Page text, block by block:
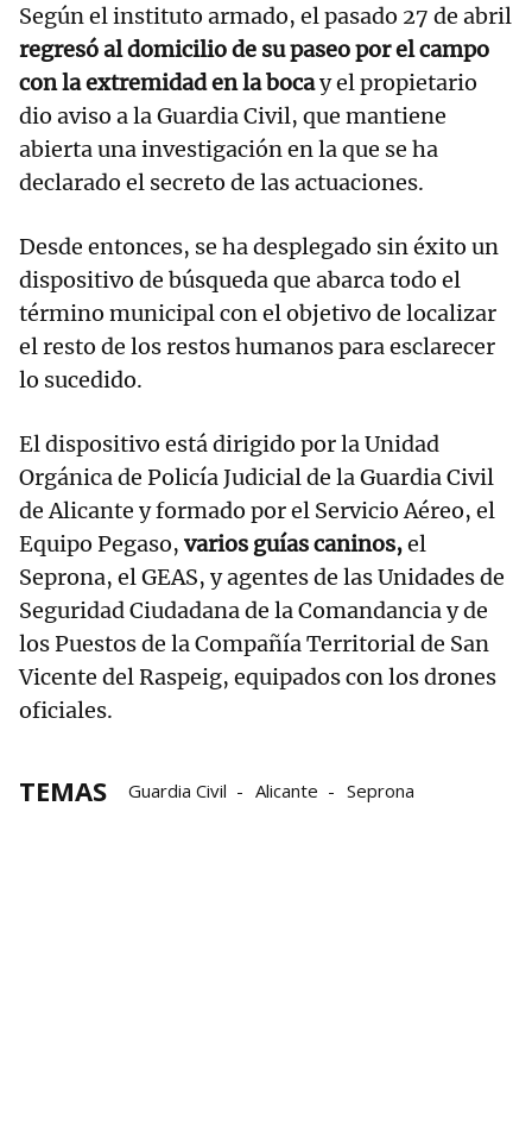
Según el instituto armado, el pasado 27 de abril
regresó al domicilio de su paseo por el campo
con la extremidad en la bocay el propietario
dio aviso a la Guardia Civil, que mantiene
abierta una investigación en la que se ha
declarado el secreto de las actuaciones.
Desde entonces, se ha desplegado sin éxito un
dispositivo de búsqueda que abarca todo el
término municipal con el objetivo de localizar
el resto de los restos humanos para esclarecer
lo sucedido.
El dispositivo está dirigido por la Unidad
Orgánica de Policía Judicial de la Guardia Civil
de Alicante y formado por el Servicio Aéreo, el
Equipo Pegaso, varios guías caninos,el
Seprona, el GEAS, y agentes de las Unidades de
Seguridad Ciudadana de la Comandancia y de
los Puestos de la Compañía Territorial de San
Vicente del Raspeig, equipados con los drones
oficiales.
TEMAS Guardia Civil Alicante Seprona